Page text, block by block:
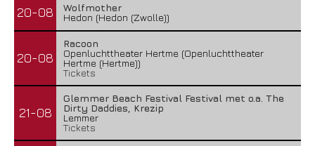
20-08
Wolfmother
Hedon (Hedon (Zwolle))
20-08
Racoon
Openluchttheater Hertme (Openluchttheater
Hertme (Hertme))
Tickets
21-08
Glemmer Beach Festival Festival met o.a. The
Dirty Daddies, Krezip
Lemmer
Tickets